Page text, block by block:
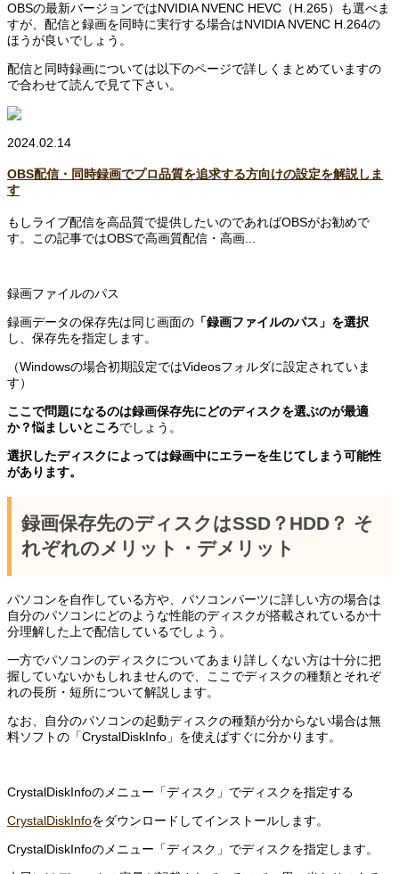
OBSの最新バージョンではNVIDIA NVENC HEVC（H.265）も選べま
すが、配信と録画を同時に実行する場合はNVIDIA NVENC H.264の
ほうが良いでしょう。
配信と同時録画については以下のページで詳しくまとめていますの
で合わせて読んで見て下さい。
2024.02.14
OBS配信・同時録画でプロ品質を追求する方向けの設定を解説しま
す
もしライブ配信を高品質で提供したいのであればOBSがお勧めで
す。この記事ではOBSで高画質配信・高画...
録画ファイルのパス
録画データの保存先は同じ画面の 「録画ファイルのパス」を選択
し、保存先を指定します。
（Windowsの場合初期設定ではVideosフォルダに設定されていま
す）
ここで問題になるのは録画保存先にどのディスクを選ぶのが最適
か？悩ましいところでしょう。
選択したディスクによっては録画中にエラーを生じてしまう可能性
があります。
録画保存先のディスクはSSD？HDD？ そ
れぞれのメリット・デメリット
パソコンを自作している方や、パソコンパーツに詳しい方の場合は
自分のパソコンにどのような性能のディスクが搭載されているか十
分理解した上で配信しているでしょう。
一方でパソコンのディスクについてあまり詳しくない方は十分に把
握していないかもしれませんので、ここでディスクの種類とそれぞ
れの長所・短所について解説します。
なお、自分のパソコンの起動ディスクの種類が分からない場合は無
料ソフトの「CrystalDiskInfo」を使えばすぐに分かります。
CrystalDiskInfoのメニュー「ディスク」でディスクを指定する
CrystalDiskInfoをダウンロードしてインストールします。
CrystalDiskInfoのメニュー「ディスク」でディスクを指定します。